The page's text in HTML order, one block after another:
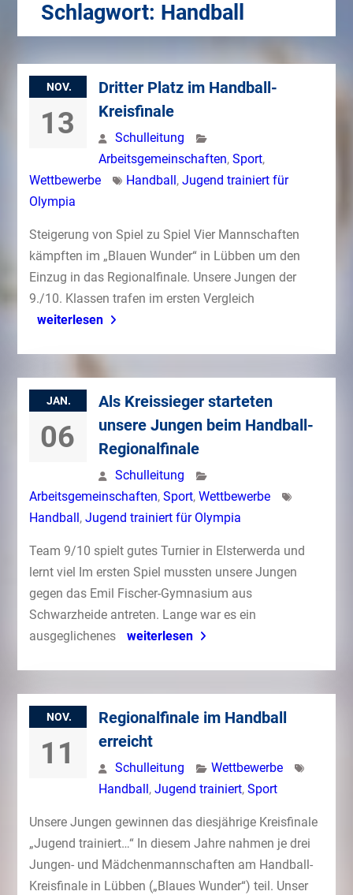
Schlagwort: Handball
NOV.
13
Dritter Platz im Handball-
Kreisfinale
Schulleitung
Arbeitsgemeinschaften, Sport,
Wettbewerbe
Handball, Jugend trainiert für
Olympia
Steigerung von Spiel zu Spiel Vier Mannschaften
kämpften im „Blauen Wunder“ in Lübben um den
Einzug in das Regionalfinale. Unsere Jungen der
9./10. Klassen trafen im ersten Vergleich
weiterlesen
JAN.
06
Als Kreissieger starteten
unsere Jungen beim Handball-
Regionalfinale
Schulleitung
Arbeitsgemeinschaften, Sport, Wettbewerbe
Handball, Jugend trainiert für Olympia
Team 9/10 spielt gutes Turnier in Elsterwerda und
lernt viel Im ersten Spiel mussten unsere Jungen
gegen das Emil Fischer-Gymnasium aus
Schwarzheide antreten. Lange war es ein
ausgeglichenes
weiterlesen
NOV.
11
Regionalfinale im Handball
erreicht
Schulleitung
Wettbewerbe
Handball, Jugend trainiert, Sport
Unsere Jungen gewinnen das diesjährige Kreisfinale
„Jugend trainiert…“ In diesem Jahre nahmen je drei
Jungen- und Mädchenmannschaften am Handball-
Kreisfinale in Lübben („Blaues Wunder“) teil. Unser